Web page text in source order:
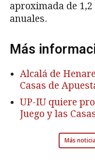
aproximada de
anuales.
Más
Alcalá de
Casas de
UP-IU quiere
Juego y las
Más